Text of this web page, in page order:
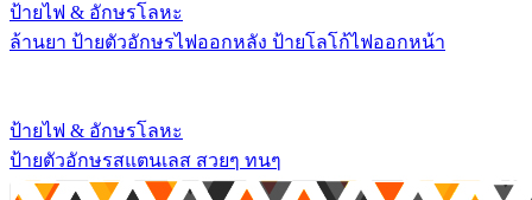
ป้ายไฟ & อักษรโลหะ
ล้านยา ป้ายตัวอักษรไฟออกหลัง ป้ายโลโก้ไฟออกหน้า
ป้ายไฟ & อักษรโลหะ
ป้ายตัวอักษรสแตนเลส สวยๆ ทนๆ